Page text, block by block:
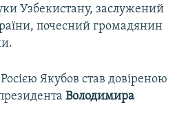
Узбекистану, заслужений
почесний громадянин
Якубов став довіреною
Володимира